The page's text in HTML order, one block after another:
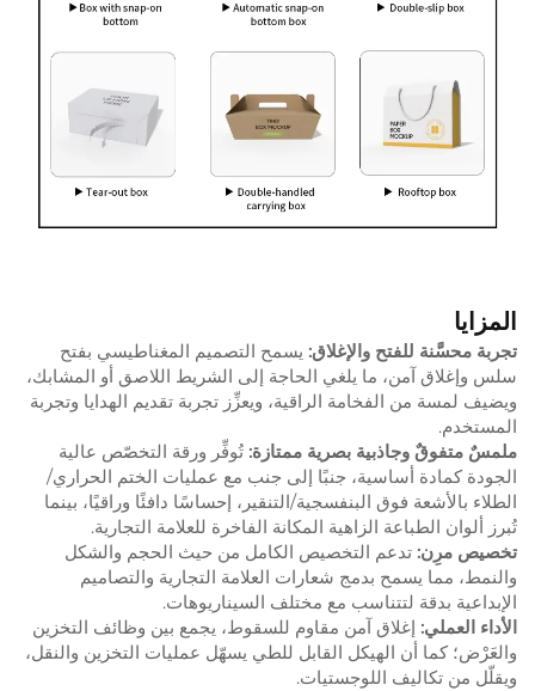
المزايا
تجربة محسَّنة للفتح والإغلاق: يسمح التصميم المغناطيسي بفتح
سلس وإغلاق آمن، ما يلغي الحاجة إلى الشريط اللاصق أو المشابك،
ويضيف لمسة من الفخامة الراقية، ويعزِّز تجربة تقديم الهدايا وتجربة
المستخدم.
ملمسٌ متفوقٌ وجاذبية بصرية ممتازة: تُوفِّر ورقة التخصّص عالية
الجودة كمادة أساسية، جنبًا إلى جنب مع عمليات الختم الحراري/
الطلاء بالأشعة فوق البنفسجية/التنقير، إحساسًا دافئًا وراقيًا، بينما
تُبرز ألوان الطباعة الزاهية المكانة الفاخرة للعلامة التجارية.
تخصيص مرِن: تدعم التخصيص الكامل من حيث الحجم والشكل
والنمط، مما يسمح بدمج شعارات العلامة التجارية والتصاميم
الإبداعية بدقة لتتناسب مع مختلف السيناريوهات.
الأداء العملي: إغلاق آمن مقاوم للسقوط، يجمع بين وظائف التخزين
والعَرْض؛ كما أن الهيكل القابل للطي يسهّل عمليات التخزين والنقل،
ويقلّل من تكاليف اللوجستيات.